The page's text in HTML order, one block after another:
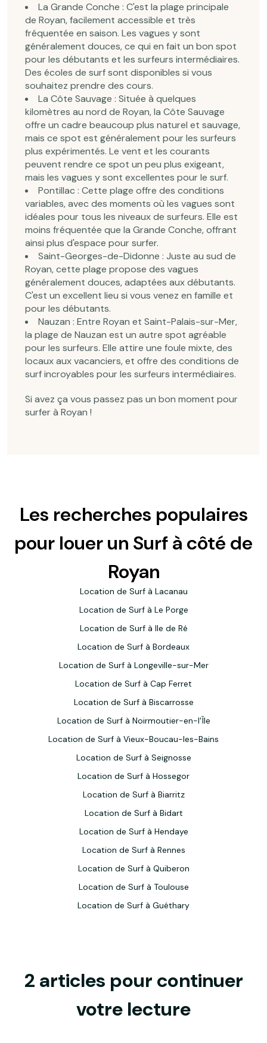
La Grande Conche : C'est la plage principale
de Royan, facilement accessible et très
fréquentée en saison. Les vagues y sont
généralement douces, ce qui en fait un bon spot
pour les débutants et les surfeurs intermédiaires.
Des écoles de surf sont disponibles si vous
souhaitez prendre des cours.
La Côte Sauvage : Située à quelques
kilomètres au nord de Royan, la Côte Sauvage
offre un cadre beaucoup plus naturel et sauvage,
mais ce spot est généralement pour les surfeurs
plus expérimentés. Le vent et les courants
peuvent rendre ce spot un peu plus exigeant,
mais les vagues y sont excellentes pour le surf.
Pontillac : Cette plage offre des conditions
variables, avec des moments où les vagues sont
idéales pour tous les niveaux de surfeurs. Elle est
moins fréquentée que la Grande Conche, offrant
ainsi plus d'espace pour surfer.
Saint-Georges-de-Didonne : Juste au sud de
Royan, cette plage propose des vagues
généralement douces, adaptées aux débutants.
C'est un excellent lieu si vous venez en famille et
pour les débutants.
Nauzan : Entre Royan et Saint-Palais-sur-Mer,
la plage de Nauzan est un autre spot agréable
pour les surfeurs. Elle attire une foule mixte, des
locaux aux vacanciers, et offre des conditions de
surf incroyables pour les surfeurs intermédiaires.
Si avez ça vous passez pas un bon moment pour
surfer à Royan !
Les recherches populaires
pour louer un Surf à côté de
Royan
Location de Surf à Lacanau
Location de Surf à Le Porge
Location de Surf à Ile de Ré
Location de Surf à Bordeaux
Location de Surf à Longeville-sur-Mer
Location de Surf à Cap Ferret
Location de Surf à Biscarrosse
Location de Surf à Noirmoutier-en-l'Île
Location de Surf à Vieux-Boucau-les-Bains
Location de Surf à Seignosse
Location de Surf à Hossegor
Location de Surf à Biarritz
Location de Surf à Bidart
Location de Surf à Hendaye
Location de Surf à Rennes
Location de Surf à Quiberon
Location de Surf à Toulouse
Location de Surf à Guéthary
2 articles pour continuer
votre lecture